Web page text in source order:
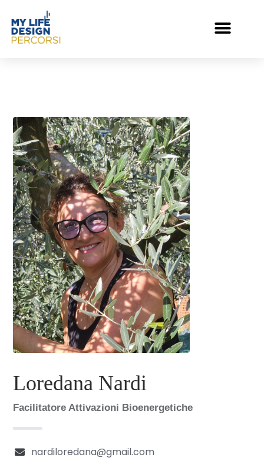
Loredana Nardi
Facilitatore Attivazioni Bioenergetiche
nardiloredana@gmail.com